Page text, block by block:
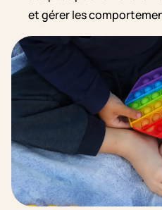
et gérer les